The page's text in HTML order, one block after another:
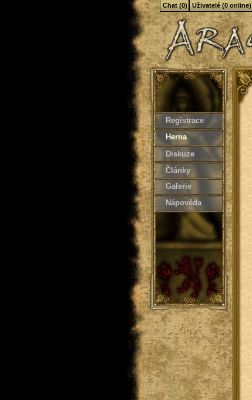
Registrace
Herna
Diskuze
Články
Galerie
Nápověda
Chat (0) Uživatelé (0 online)